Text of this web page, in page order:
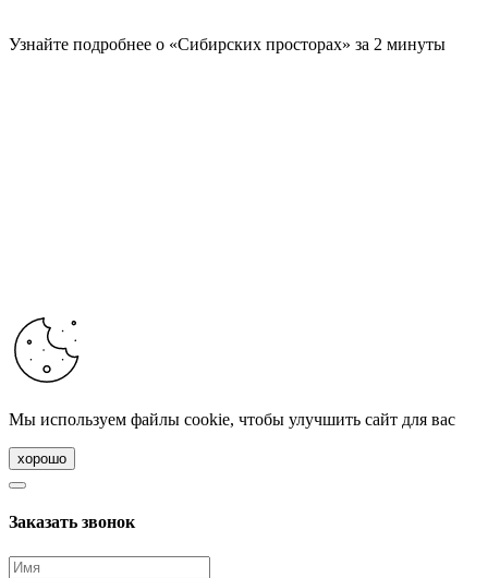
Узнайте подробнее о «Сибирских просторах» за 2 минуты
Мы используем файлы cookie, чтобы улучшить сайт для вас
хорошо
Заказать звонок